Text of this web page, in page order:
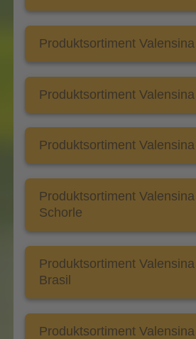
Produktsortiment Valensina
Produktsortiment
Produktsortiment
Produktsortiment
Schorle
Produktsortiment
Brasil
Produktsortiment